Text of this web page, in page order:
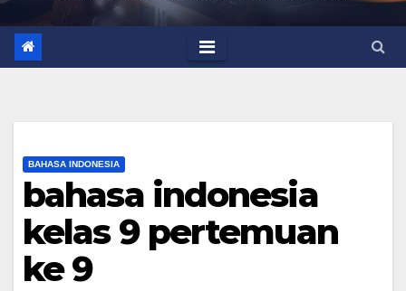
BAHASA INDONESIA
bahasa indonesia
kelas 9 pertemuan
ke 9